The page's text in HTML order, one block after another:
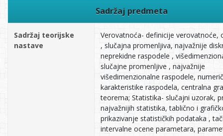
Sadržaj predmeta
Sadržaj teorijske
nastave
Verovatnoća- definicije verovatnoće,
, slučajna promenljiva, najvažnije
neprekidne raspodele ,
slučajne promenljive , najvažnije
višedimenzionalne raspodele,
karakteristike raspodela, centralna
teorema; Statistika- slučajni uzorak,
najvažnijih statistika, tablično i
prikazivanje statističkih podataka ,
intervalne ocene parametara,